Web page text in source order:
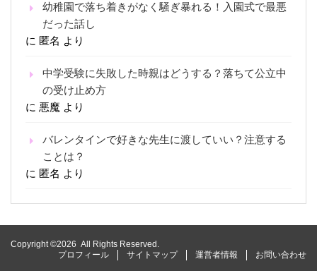
幼稚園で落ち着きがなく騒ぎ暴れる！入園式で最悪
だった話し
に 匿名 より
中学受験に失敗した時親はどうする？落ちて公立中
の受け止め方
に 悪魔 より
バレンタインで好きな先生に渡していい？注意する
ことは？
に 匿名 より
Copyright ©2026 All Rights Reserved.
プロフィール
サイトマップ 運営者情報 お問い合わせ